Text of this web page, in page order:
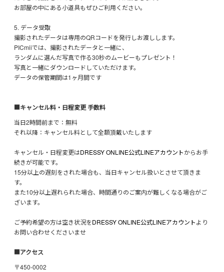
お部屋の中にある小道具もぜひご利用ください。
5. データ受取
撮影されたデータは専用のQRコードを発行しお渡しします。
PICmiiでは、撮影されたデータと一緒に、
ランダムに選んだ写真で作る30秒のムービーもプレゼント！
写真と一緒にダウンロードしていただけます。
データの保管期間は1ヶ月間です
■キャンセル料・日程変更 手数料
当日2時間前まで：無料
それ以降：キャンセル料として全額頂戴いたします
キャンセル・日程変更はDRESSY ONLINE公式LINEアカウントからお手
続きが可能です。
15分以上の遅刻をされた場合も、当日キャンセル扱いとさせて頂きま
す。
また10分以上遅れられた場合、時間通りのご案内が難しくなる場合がご
ざいます。
ご予約希望の方は空き状況をDRESSY ONLINE公式LINEアカウントより
お問い合わせくださいませ
■アクセス
〒450-0002